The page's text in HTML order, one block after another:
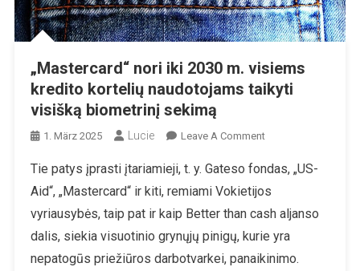
„Mastercard“ nori iki 2030 m. visiems
kredito kortelių naudotojams taikyti
visišką biometrinį sekimą
1. März 2025 Lucie Leave A CommentOn
Nori
Iki
2030
Visiems
Kredito
Tie patys įprasti įtariamieji, t. y. Gateso fondas, „US-
Aid“, „Mastercard“ ir kiti, remiami Vokietijos
vyriausybės, taip pat ir kaip Better than cash aljanso
dalis, siekia visuotinio grynųjų pinigų, kurie yra
nepatogūs priežiūros darbotvarkei, panaikinimo.